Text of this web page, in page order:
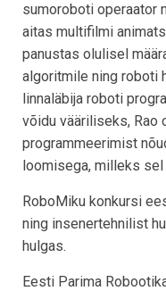
sumoroboti operaator
aitas multifilmi
panustas olulisel
algoritmile ning roboti
linnaläbija roboti
võidu vääriliseks, Rao
programmeerimist
loomisega, milleks
RoboMiku konkursi
ning insenertehnilist
hulgas.
Eesti Parima